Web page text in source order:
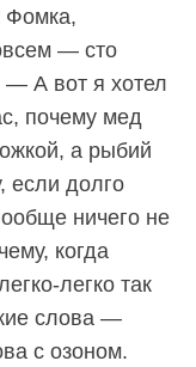
Фомка,
— сто
— А вот я хотел
почему мед
а рыбий
если долго
ничего не
когда
легко так
слова —
с озоном.